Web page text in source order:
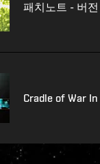
패치노트 - 버
Cradle of War